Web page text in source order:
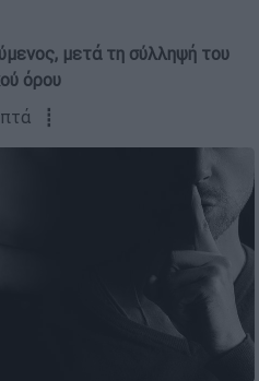
μετά τη σύλληψή του
όρου
┋